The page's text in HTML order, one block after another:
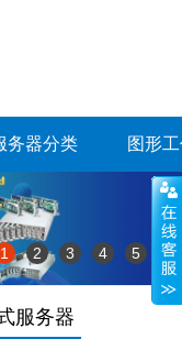
务器分类 图形
1 2 3 4 5
服务器